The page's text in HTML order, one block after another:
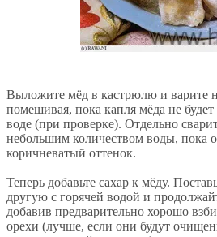
Выложите мёд в кастрюлю и варите
помешивая, пока капля мёда не будет
воде (при проверке). Отдельно
небольшим количеством воды, пока
коричневатый оттенок.
Теперь добавьте сахар к мёду.
другую с горячей водой и
добавив предварительно хорошо
орехи (лучше, если они будут